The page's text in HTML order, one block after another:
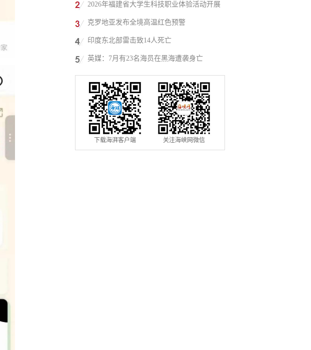
赛
2026年福建省大学生科技职业体验活动开展
克罗地亚发布全境高温红色预警
印度东北部雷击致14人死亡
英媒：7月有23名海员在黑海遭袭身亡
下载海湃客户端 关注海峡网微信